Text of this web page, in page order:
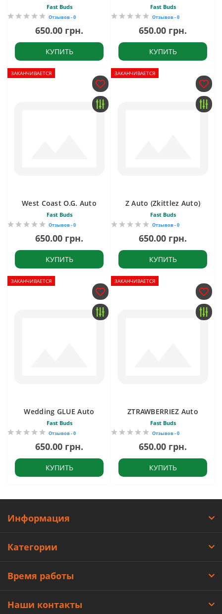
Fast Buds
Отзывов - 0
650.00 грн.
КУПИТЬ
Fast Buds
Отзывов - 0
650.00 грн.
КУПИТЬ
ЗАКАНЧИВАЕТСЯ
West Coast O.G. Auto
Fast Buds
Отзывов - 0
650.00 грн.
КУПИТЬ
ЗАКАНЧИВАЕТСЯ
Z Auto (Zkittlez Auto)
Fast Buds
Отзывов - 0
650.00 грн.
КУПИТЬ
ЗАКАНЧИВАЕТСЯ
Wedding GLUE Auto
Fast Buds
Отзывов - 0
650.00 грн.
КУПИТЬ
ЗАКАНЧИВАЕТСЯ
ZTRAWBERRIEZ Auto
Fast Buds
Отзывов - 0
650.00 грн.
КУПИТЬ
Информация
Категории
Время работы
Наши контакты